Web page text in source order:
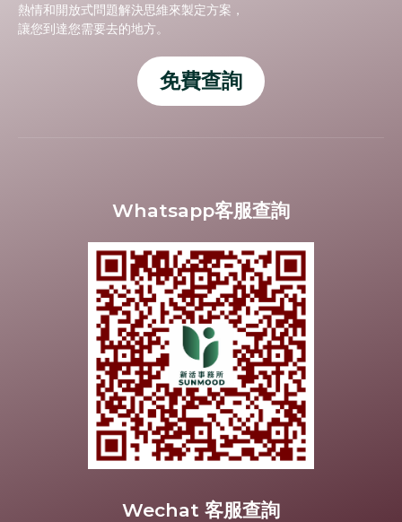
熱情和開放式問題解決思維來製定方案，
讓您到達您需要去的地方。
免費查詢
Whatsapp客服查詢
Wechat 客服查詢